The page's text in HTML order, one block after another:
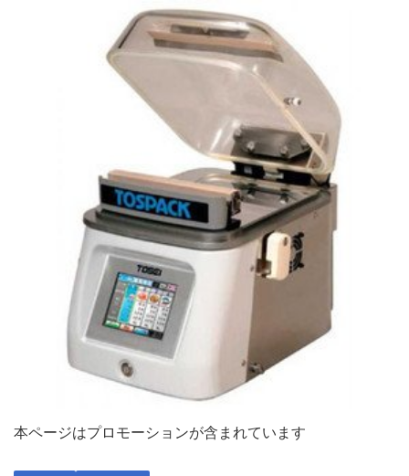
本ページはプロモーションが含まれています